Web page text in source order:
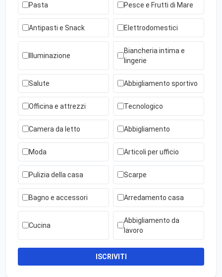
Pasta Pesce e Frutti di Mare
Antipasti e Snack Elettrodomestici
Illuminazione
Biancheria intima e
lingerie
Salute Abbigliamento sportivo
Officina e attrezzi Tecnologico
Camera da letto Abbigliamento
Moda Articoli per ufficio
Pulizia della casa Scarpe
Bagno e accessori Arredamento casa
Cucina
Abbigliamento da
lavoro
ISCRIVITI